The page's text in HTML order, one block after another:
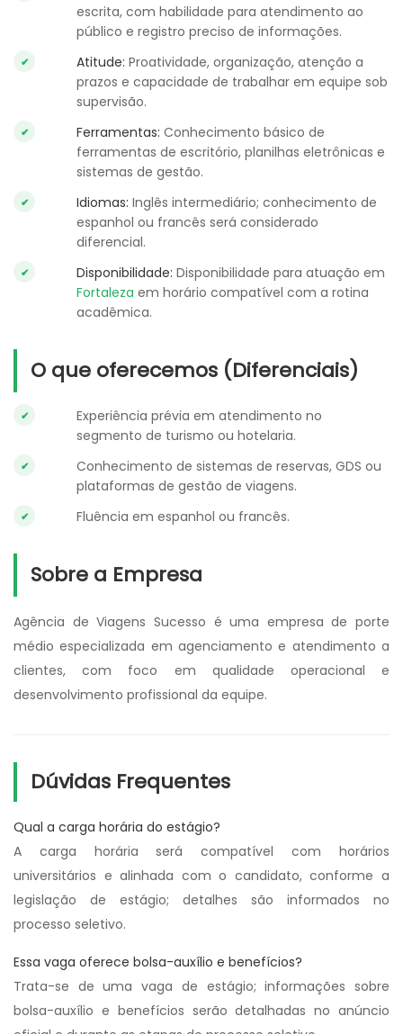
escrita, com habilidade para atendimento ao
público e registro preciso de informações.
Atitude: Proatividade, organização, atenção a
prazos e capacidade de trabalhar em equipe sob
supervisão.
Ferramentas: Conhecimento básico de
ferramentas de escritório, planilhas eletrônicas e
sistemas de gestão.
Idiomas: Inglês intermediário; conhecimento de
espanhol ou francês será considerado
diferencial.
Disponibilidade: Disponibilidade para atuação em
Fortaleza em horário compatível com a rotina
acadêmica.
O que oferecemos (Diferenciais)
Experiência prévia em atendimento no
segmento de turismo ou hotelaria.
Conhecimento de sistemas de reservas, GDS ou
plataformas de gestão de viagens.
Fluência em espanhol ou francês.
Sobre a Empresa
Agência de Viagens Sucesso é uma empresa de porte
médio especializada em agenciamento e atendimento a
clientes, com foco em qualidade operacional e
desenvolvimento profissional da equipe.
Dúvidas Frequentes
Qual a carga horária do estágio?
A carga horária será compatível com horários
universitários e alinhada com o candidato, conforme a
legislação de estágio; detalhes são informados no
processo seletivo.
Essa vaga oferece bolsa-auxílio e benefícios?
Trata-se de uma vaga de estágio; informações sobre
bolsa-auxílio e benefícios serão detalhadas no anúncio